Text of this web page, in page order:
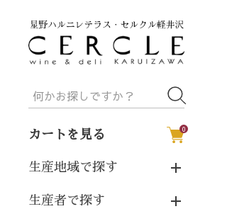
カートを見る 0
生産地域で探す
生産者で探す